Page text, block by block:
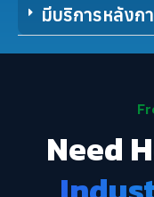
มีบริการหลังก
Need